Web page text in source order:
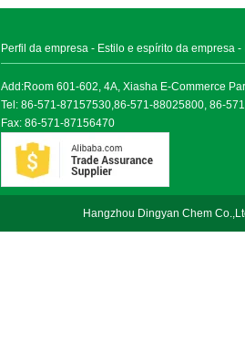
Perfil da empresa - Estilo e espírito da empresa -
Add:Room 601-602, 4A, Xiasha E-Commerce
Tel: 86-571-87157530,86-571-88025800, 86-
Fax: 86-571-87156470
Hangzhou Dingyan Chem